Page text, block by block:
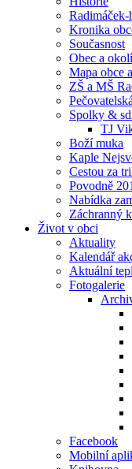
Kronika
Současnost
Obec a okolí
Mapa obce
ZŠ a MŠ
Spolky &
TJ
Boží muka
Kaple
Cestou za
Povodně
Nabídka
Záchranný
Život v obci
Aktuality
Kalendář
Aktuální
Fotogalerie
Facebook
Mobilní